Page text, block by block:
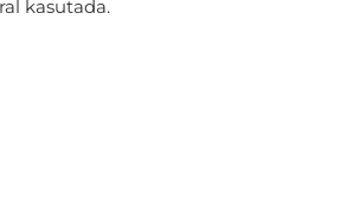
kasutada.